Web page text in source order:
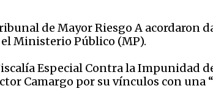
de Mayor Riesgo A acordaron
Ministerio Público (MP).
Especial Contra la Impunidad
Camargo por su vínculos con una “